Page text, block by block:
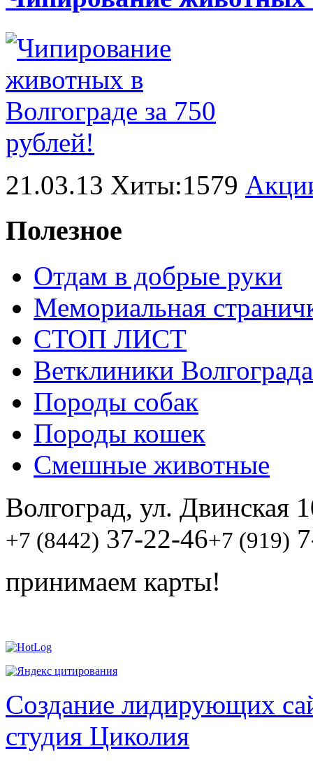
21.03.13 Хиты:1579
Полезное
Отдам в добрые руки
Мемориальная
СТОП ЛИСТ
Ветклиники Волгограда
Породы собак
Породы кошек
Смешные животные
Волгоград, ул. Двинская
+7 (8442) 37-22-46+7 (919)
принимаем карты!
Создание лидирующих
студия Циколия